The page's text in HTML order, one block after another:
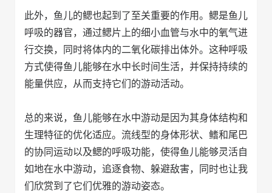
此外，鱼儿的鳃也起到了至关重要的作用。鳃是鱼儿
呼吸的器官，通过鳃片上的细小血管与水中的氧气进
行交换，同时将体内的二氧化碳排出体外。这种呼吸
方式使得鱼儿能够在水中长时间生活，并保持持续的
能量供应，从而支持它们的游动活动。
总的来说，鱼儿能够在水中游动是因为其身体结构和
生理特征的优化适应。流线型的身体形状、鳍和尾巴
的协同运动以及鳃的呼吸功能，使得鱼儿能够灵活自
如地在水中游动，追逐食物、躲避敌害，同时也让我
们欣赏到了它们优雅的游动姿态。